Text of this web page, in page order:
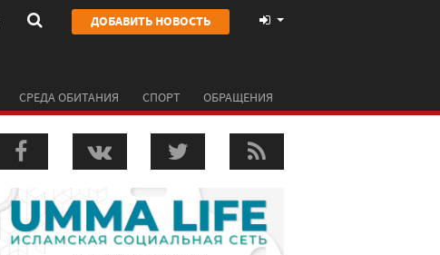
ДОБАВИТЬ НОВОСТЬ
СРЕДА ОБИТАНИЯ СПОРТ ОБРАЩЕНИЯ